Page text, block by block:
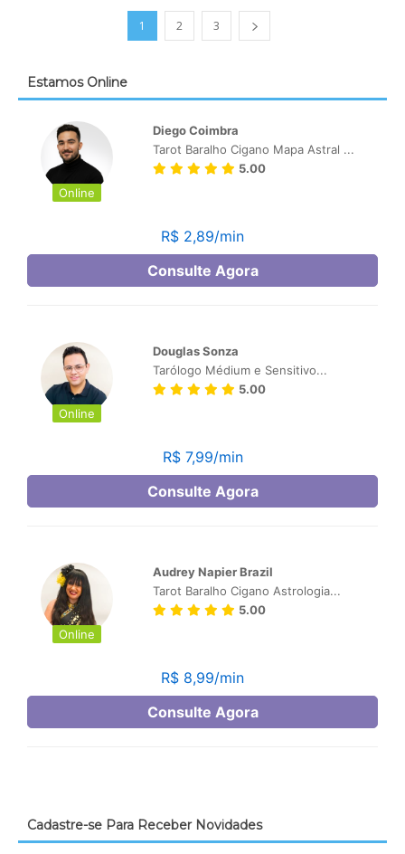
1 2 3
Estamos Online
Cadastre-se Para Receber Novidades